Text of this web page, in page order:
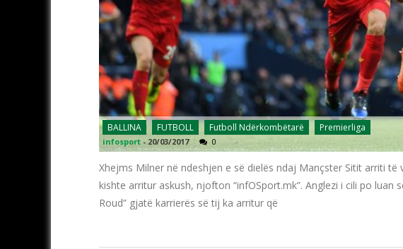
BALLINA FUTBOLL Futboll Ndërkombëtarë Premierliga
infosport - 20/03/2017 0
Xhejms Milner në ndeshjen e së dielës ndaj Mançster Sitit arriti
kishte arritur askush, njofton “infOSport.mk”. Anglezi i cili po luan
Roud” gjatë karrierës së tij ka arritur që